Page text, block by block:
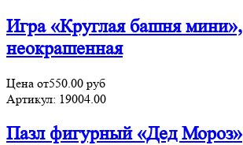
Игра «Круглая башня мини»,
неокрашенная
Цена от550.00 руб
Артикул: 19004.00
Пазл фигурный «Дед Мороз»